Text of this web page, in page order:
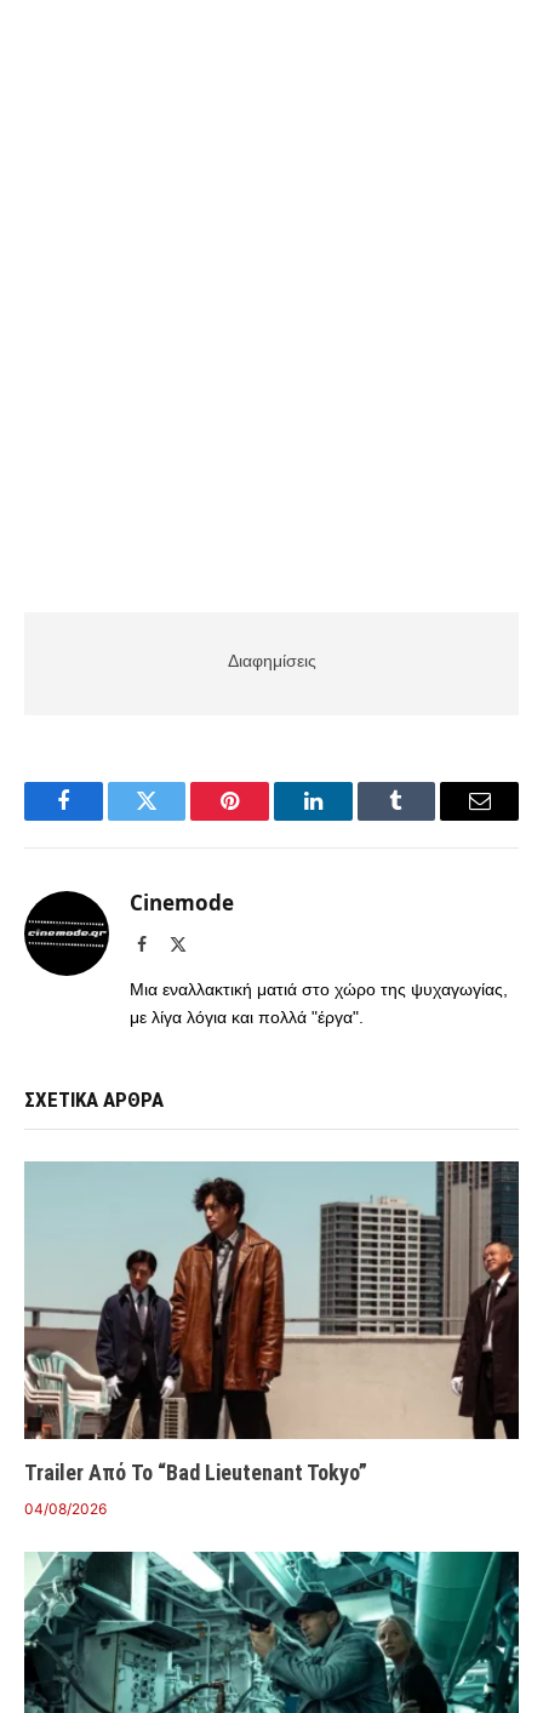
Διαφημίσεις
FacebookTwitter Pinterest LinkedInTumblr Email
Cinemode
Facebook
Μια εναλλακτική ματιά στο χώρο της ψυχαγωγίας,
με λίγα λόγια και πολλά "έργα".
ΣΧΕΤΙΚΑ ΑΡΘΡΑ
Trailer Από Το “Bad Lieutenant Tokyo”
04/08/2026